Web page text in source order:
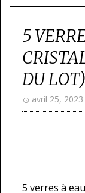
5
DU LOT)
avril 25, 2023
5 verres à